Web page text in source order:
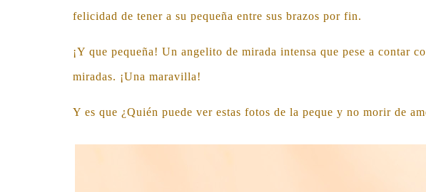
felicidad de tener a su pequeña entre sus brazos por fin.
¡Y que pequeña! Un angelito de mirada intensa que pese a contar
miradas. ¡Una maravilla!
Y es que ¿Quién puede ver estas fotos de la peque y no morir de